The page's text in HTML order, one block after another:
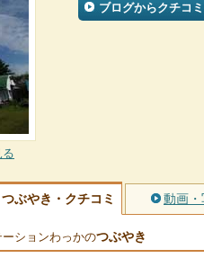
ブログからクチコ
つぶやき・クチコミ 動画・
ションわっかのつぶやき